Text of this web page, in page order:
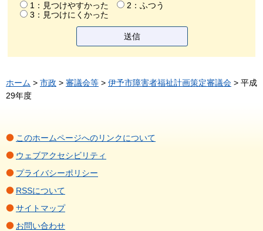
1：見つけやすかった
2：ふつう
3：見つけにくかった
ホーム > 市政 > 審議会等 > 伊予市障害者福祉計画策定審議会 > 平成
29年度
このホームページへのリンクについて
ウェブアクセシビリティ
プライバシーポリシー
RSSについて
サイトマップ
お問い合わせ